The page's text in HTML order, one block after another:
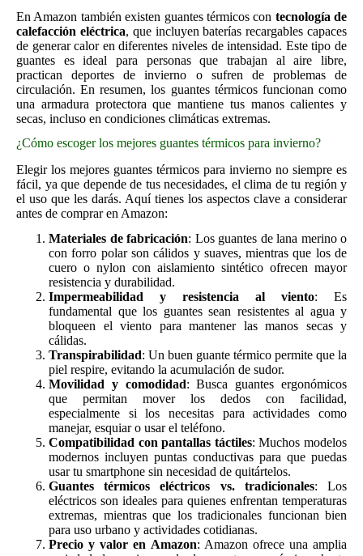
En Amazon también existen guantes térmicos con tecnología de
calefacción eléctrica, que incluyen baterías recargables capaces
de generar calor en diferentes niveles de intensidad. Este tipo de
guantes es ideal para personas que trabajan al aire libre,
practican deportes de invierno o sufren de problemas de
circulación. En resumen, los guantes térmicos funcionan como
una armadura protectora que mantiene tus manos calientes y
secas, incluso en condiciones climáticas extremas.
¿Cómo escoger los mejores guantes térmicos para invierno?
Elegir los mejores guantes térmicos para invierno no siempre es
fácil, ya que depende de tus necesidades, el clima de tu región y
el uso que les darás. Aquí tienes los aspectos clave a considerar
antes de comprar en Amazon:
Materiales de fabricación: Los guantes de lana merino o
con forro polar son cálidos y suaves, mientras que los de
cuero o nylon con aislamiento sintético ofrecen mayor
resistencia y durabilidad.
Impermeabilidad y resistencia al viento: Es
fundamental que los guantes sean resistentes al agua y
bloqueen el viento para mantener las manos secas y
cálidas.
Transpirabilidad: Un buen guante térmico permite que la
piel respire, evitando la acumulación de sudor.
Movilidad y comodidad: Busca guantes ergonómicos
que permitan mover los dedos con facilidad,
especialmente si los necesitas para actividades como
manejar, esquiar o usar el teléfono.
Compatibilidad con pantallas táctiles: Muchos modelos
modernos incluyen puntas conductivas para que puedas
usar tu smartphone sin necesidad de quitártelos.
Guantes térmicos eléctricos vs. tradicionales: Los
eléctricos son ideales para quienes enfrentan temperaturas
extremas, mientras que los tradicionales funcionan bien
para uso urbano y actividades cotidianas.
Precio y valor en Amazon: Amazon ofrece una amplia